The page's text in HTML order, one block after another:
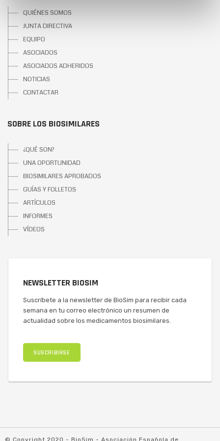
QUIÉNES SOMOS
JUNTA DIRECTIVA
EQUIPO
ASOCIADOS
ASOCIADOS ADHERIDOS
NOTICIAS
CONTACTAR
SOBRE LOS BIOSIMILARES
¿QUÉ SON?
UNA OPORTUNIDAD
BIOSIMILARES APROBADOS
GUÍAS Y FOLLETOS
ARTÍCULOS
INFORMES
VÍDEOS
NEWSLETTER BIOSIM
Suscríbete a la newsletter de BioSim para recibir cada
semana en tu correo electrónico un resumen de
actualidad sobre los medicamentos biosimilares.
SUSCRIBIRSE